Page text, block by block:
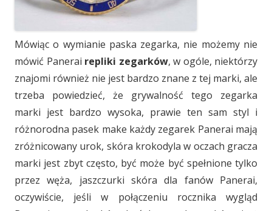
Mówiąc o wymianie paska zegarka, nie możemy nie
mówić Panerai repliki zegarków, w ogóle, niektórzy
znajomi również nie jest bardzo znane z tej marki, ale
trzeba powiedzieć, że grywalność tego zegarka
marki jest bardzo wysoka, prawie ten sam styl i
różnorodna pasek make każdy zegarek Panerai mają
zróżnicowany urok, skóra krokodyla w oczach gracza
marki jest zbyt często, być może być spełnione tylko
przez węża, jaszczurki skóra dla fanów Panerai,
oczywiście, jeśli w połączeniu rocznika wygląd